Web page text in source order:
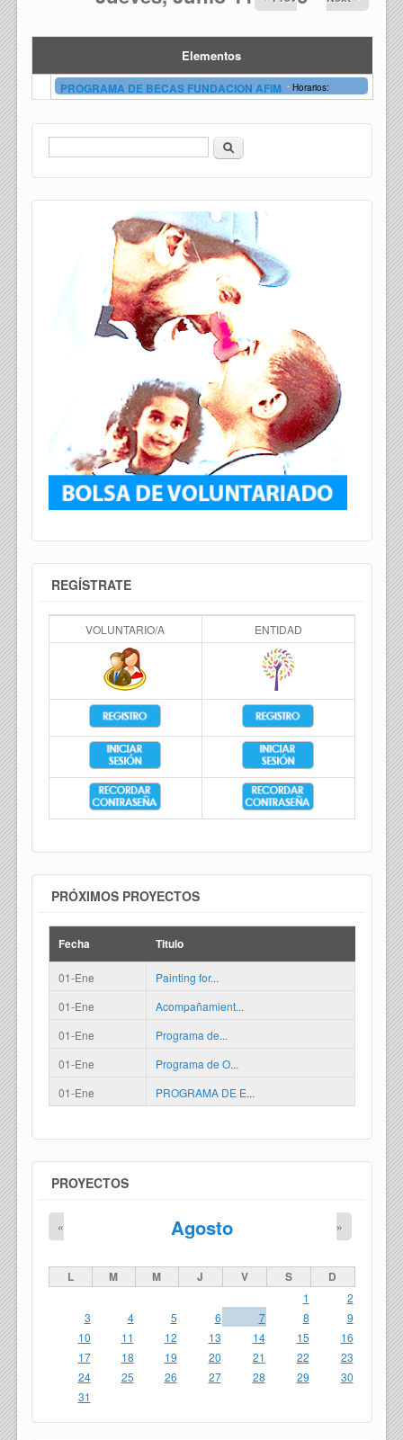
Elementos
PROGRAMA DE BECAS FUNDACION AFIM - Horarios:
Formulario de búsqueda
Buscar
REGÍSTRATE
VOLUNTARIO/A ENTIDAD
PRÓXIMOS PROYECTOS
Fecha Titulo
01-Ene
Painting for...
01-Ene
Acompañamient...
01-Ene
Programa de...
01-Ene
Programa de O...
01-Ene
PROGRAMA DE E...
PROYECTOS
Agosto
« »
L M M J V S D
1
2
3
4 5 6 7 8
9
10
11 12 13 14 15
16
17
18 19 20 21 22
23
24
25 26 27 28 29
30
31